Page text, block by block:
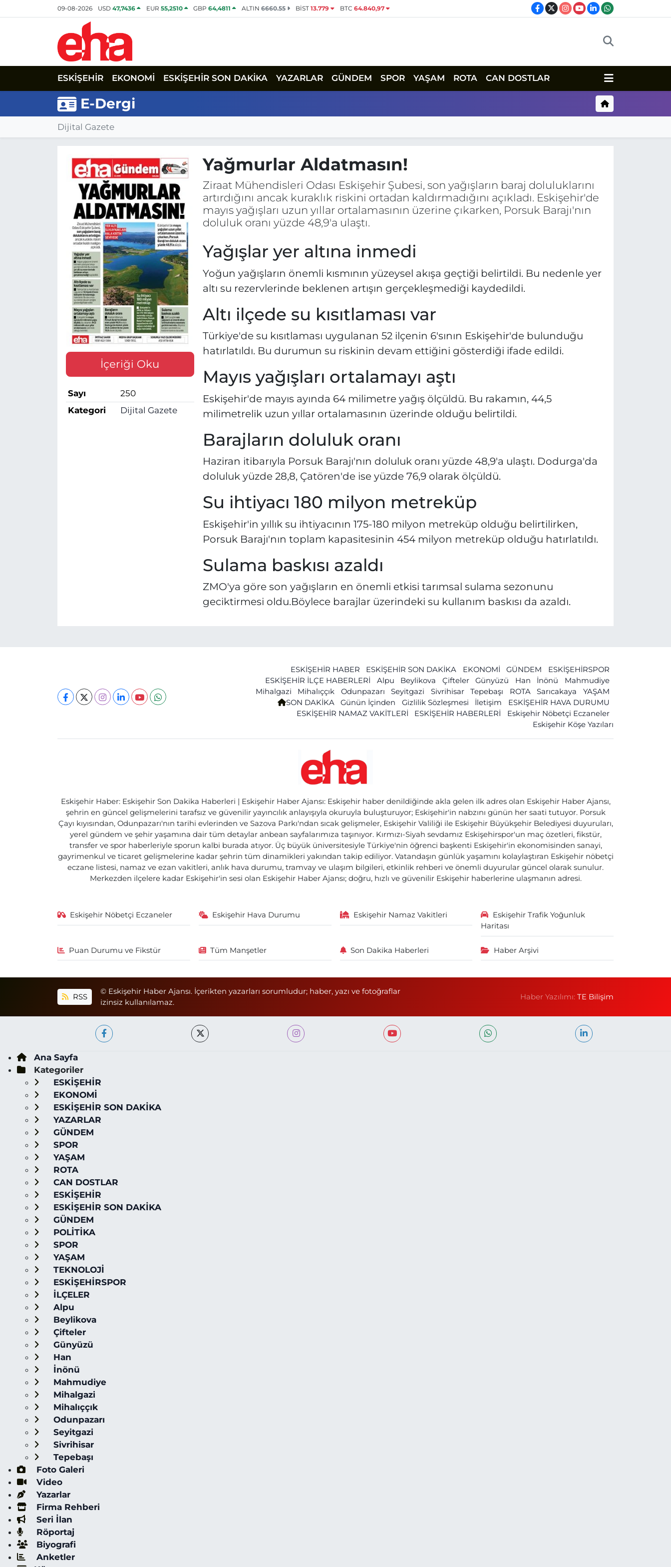
09-08-2026 USD47,7436 EUR 55,2510 GBP64,4811 ALTIN 6660.55 BİST13.779 BTC 64.840,97
ESKİŞEHİR EKONOMİ ESKİŞEHİR SON DAKİKA YAZARLAR GÜNDEM SPOR YAŞAM ROTA CAN DOSTLAR
E-Dergi
Dijital Gazete
İçeriği Oku
Sayı
250
Kategori
Dijital Gazete
Yağmurlar Aldatmasın!
Ziraat Mühendisleri Odası Eskişehir Şubesi, son yağışların baraj doluluklarını
artırdığını ancak kuraklık riskini ortadan kaldırmadığını açıkladı. Eskişehir'de
mayıs yağışları uzun yıllar ortalamasının üzerine çıkarken, Porsuk Barajı'nın
doluluk oranı yüzde 48,9'a ulaştı.
Yağışlar yer altına inmedi
Yoğun yağışların önemli kısmının yüzeysel akışa geçtiği belirtildi. Bu nedenle yer
altı su rezervlerinde beklenen artışın gerçekleşmediği kaydedildi.
Altı ilçede su kısıtlaması var
Türkiye'de su kısıtlaması uygulanan 52 ilçenin 6'sının Eskişehir'de bulunduğu
hatırlatıldı. Bu durumun su riskinin devam ettiğini gösterdiği ifade edildi.
Mayıs yağışları ortalamayı aştı
Eskişehir'de mayıs ayında 64 milimetre yağış ölçüldü. Bu rakamın, 44,5
milimetrelik uzun yıllar ortalamasının üzerinde olduğu belirtildi.
Barajların doluluk oranı
Haziran itibarıyla Porsuk Barajı'nın doluluk oranı yüzde 48,9'a ulaştı. Dodurga'da
doluluk yüzde 28,8, Çatören'de ise yüzde 76,9 olarak ölçüldü.
Su ihtiyacı 180 milyon metreküp
Eskişehir'in yıllık su ihtiyacının 175-180 milyon metreküp olduğu belirtilirken,
Porsuk Barajı'nın toplam kapasitesinin 454 milyon metreküp olduğu hatırlatıldı.
Sulama baskısı azaldı
ZMO'ya göre son yağışların en önemli etkisi tarımsal sulama sezonunu
geciktirmesi oldu.Böylece barajlar üzerindeki su kullanım baskısı da azaldı.
ESKİŞEHİR HABER ESKİŞEHİR SON DAKİKA EKONOMİ GÜNDEM
ESKİŞEHİRSPOR
ESKİŞEHİR İLÇE HABERLERİ
Alpu Beylikova Çifteler Günyüzü Han İnönü
Mahmudiye
Mihalgazi
Mihalıççık Odunpazarı Seyitgazi Sivrihisar Tepebaşı ROTA Sarıcakaya
YAŞAM
SON DAKİKA
Günün İçinden Gizlilik Sözleşmesi İletişim
ESKİŞEHİR HAVA DURUMU
ESKİŞEHİR NAMAZ VAKİTLERİ
ESKİŞEHİR HABERLERİ
Eskişehir Nöbetçi Eczaneler
Eskişehir Köşe Yazıları
Eskişehir Haber: Eskişehir Son Dakika Haberleri | Eskişehir Haber Ajansı: Eskişehir haber denildiğinde akla gelen ilk adres olan Eskişehir Haber Ajansı,
şehrin en güncel gelişmelerini tarafsız ve güvenilir yayıncılık anlayışıyla okuruyla buluşturuyor; Eskişehir'in nabzını günün her saati tutuyor. Porsuk
Çayı kıyısından, Odunpazarı'nın tarihi evlerinden ve Sazova Parkı'ndan sıcak gelişmeler, Eskişehir Valiliği ile Eskişehir Büyükşehir Belediyesi duyuruları,
yerel gündem ve şehir yaşamına dair tüm detaylar anbean sayfalarımıza taşınıyor. Kırmızı-Siyah sevdamız Eskişehirspor'un maç özetleri, fikstür,
transfer ve spor haberleriyle sporun kalbi burada atıyor. Üç büyük üniversitesiyle Türkiye'nin öğrenci başkenti Eskişehir'in ekonomisinden sanayi,
gayrimenkul ve ticaret gelişmelerine kadar şehrin tüm dinamikleri yakından takip ediliyor. Vatandaşın günlük yaşamını kolaylaştıran Eskişehir nöbetçi
eczane listesi, namaz ve ezan vakitleri, anlık hava durumu, tramvay ve ulaşım bilgileri, etkinlik rehberi ve önemli duyurular güncel olarak sunulur.
Merkezden ilçelere kadar Eskişehir'in sesi olan Eskişehir Haber Ajansı; doğru, hızlı ve güvenilir Eskişehir haberlerine ulaşmanın adresi.
Eskişehir Nöbetçi Eczaneler Eskişehir Hava Durumu Eskişehir Namaz Vakitleri
Eskişehir Trafik Yoğunluk
Haritası
Puan Durumu ve Fikstür Tüm Manşetler Son Dakika Haberleri Haber Arşivi
RSS
© Eskişehir Haber Ajansı. İçerikten yazarları sorumludur; haber, yazı ve fotoğraflar
izinsiz kullanılamaz.
Haber Yazılımı:TE Bilişim
Ana Sayfa
Kategoriler
ESKİŞEHİR
EKONOMİ
ESKİŞEHİR SON DAKİKA
YAZARLAR
GÜNDEM
SPOR
YAŞAM
ROTA
CAN DOSTLAR
ESKİŞEHİR
ESKİŞEHİR SON DAKİKA
GÜNDEM
POLİTİKA
SPOR
YAŞAM
TEKNOLOJİ
ESKİŞEHİRSPOR
İLÇELER
Alpu
Beylikova
Çifteler
Günyüzü
Han
İnönü
Mahmudiye
Mihalgazi
Mihalıççık
Odunpazarı
Seyitgazi
Sivrihisar
Tepebaşı
Foto Galeri
Video
Yazarlar
Firma Rehberi
Seri İlan
Röportaj
Biyografi
Anketler